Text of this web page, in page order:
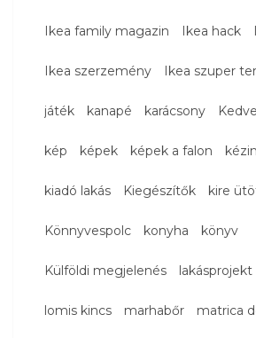
Ikea family magazin Ikea hack
Ikea szerzemény Ikea szuper
játék kanapé karácsony
kép képek képek a falon
kiadó lakás Kiegészítők kire
Könnyvespolc konyha könyv
Külföldi megjelenés lakásprojekt
lomis kincs marhabőr matrica